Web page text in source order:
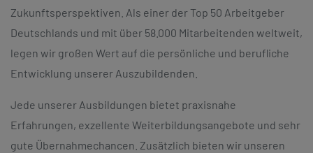
Zukunftsperspektiven. Als einer der Top 50 Arbeitgeber
Deutschlands und mit über 58.000 Mitarbeitenden weltweit,
legen wir großen Wert auf die persönliche und berufliche
Entwicklung unserer Auszubildenden.
Jede unserer Ausbildungen bietet praxisnahe
Erfahrungen, exzellente Weiterbildungsangebote und sehr
gute Übernahmechancen. Zusätzlich bieten wir unseren